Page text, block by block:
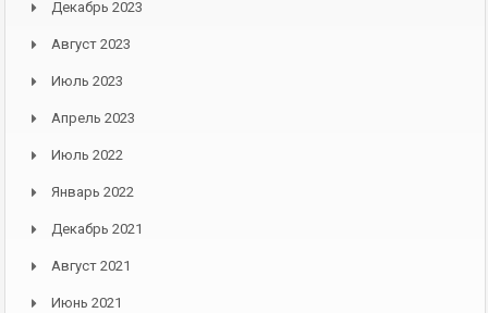
Декабрь 2023
Август 2023
Июль 2023
Апрель 2023
Июль 2022
Январь 2022
Декабрь 2021
Август 2021
Июнь 2021